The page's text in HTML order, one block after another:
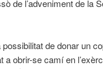
de l’adveniment de la
de donar un
a obrir-se camí en